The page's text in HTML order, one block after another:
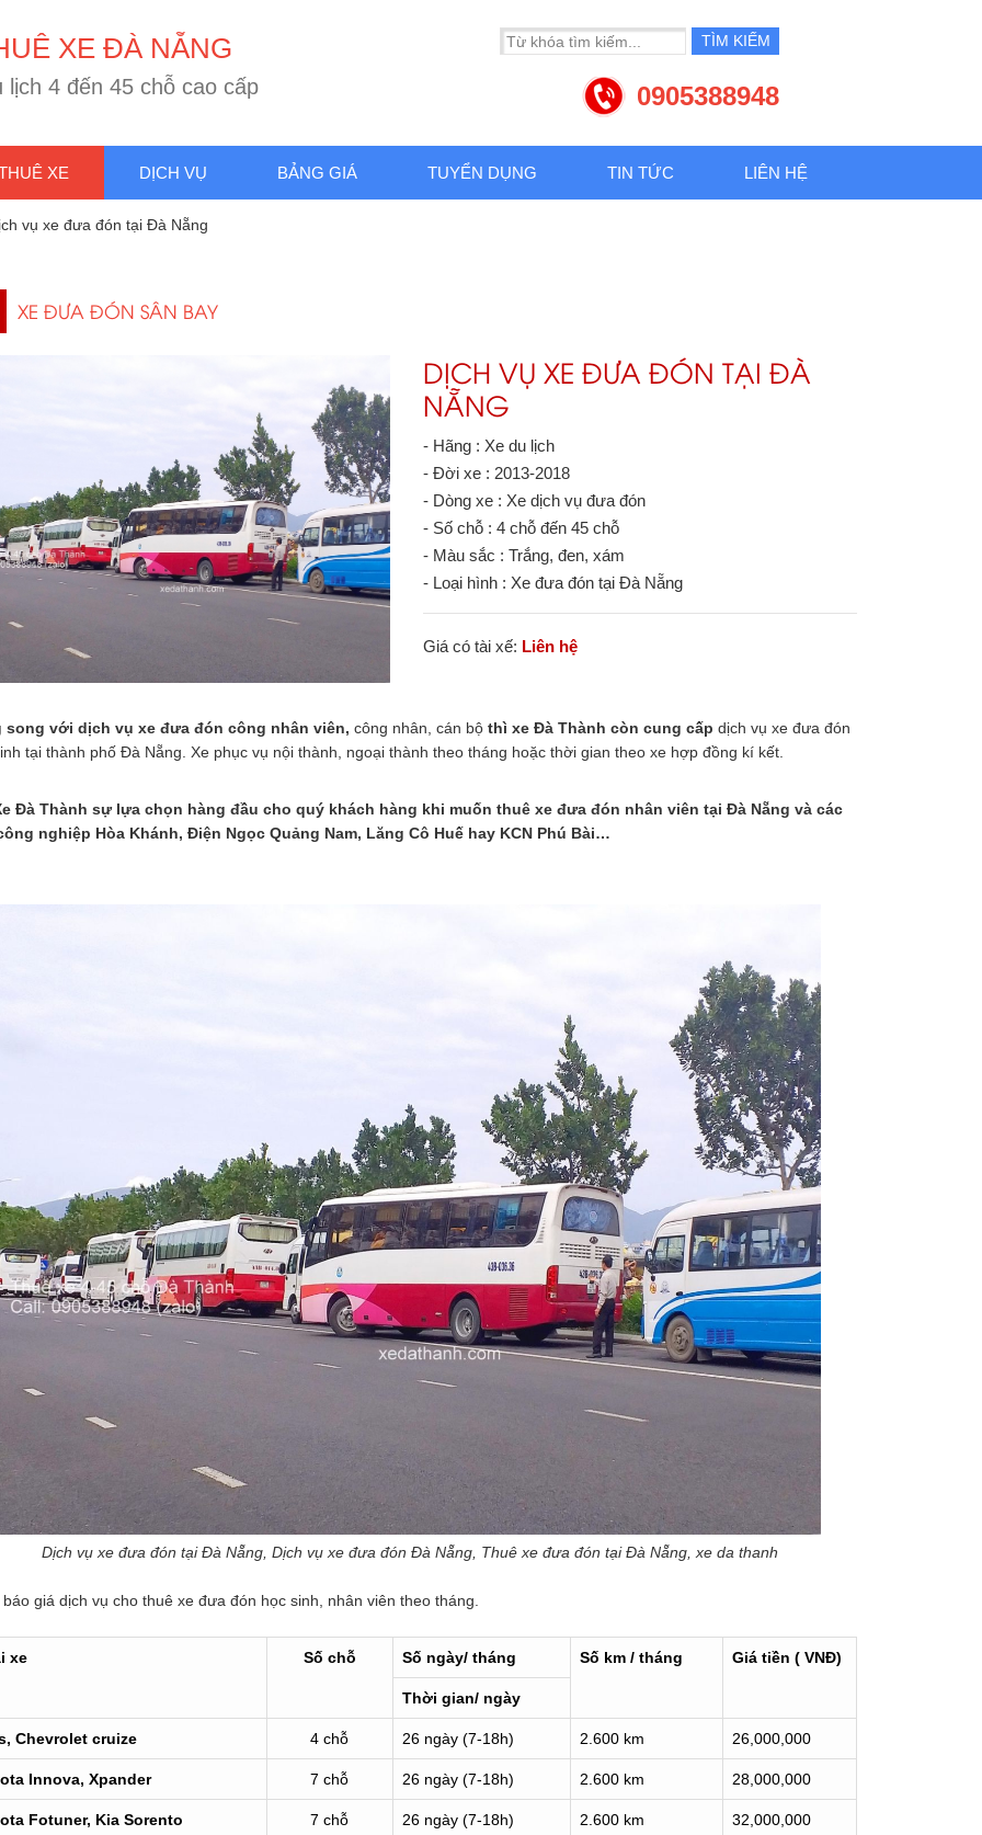
UÊ XE ĐÀ NẴNG
ịch 4 đến 45 chỗ cao cấp 0905388948
XE DỊCH VỤ BẢNG GIÁ TUYỂN DỤNG TIN TỨC LIÊN HỆ
vụ xe đưa đón tại Đà Nẵng
XE ĐƯA ĐÓN SÂN BAY
DỊCH VỤ XE ĐƯA ĐÓN TẠI ĐÀ
NẴNG
- Hãng : Xe du lịch
- Đời xe : 2013-2018
- Dòng xe : Xe dịch vụ đưa đón
- Số chỗ : 4 chỗ đến 45 chỗ
- Màu sắc : Trắng, đen, xám
- Loại hình : Xe đưa đón tại Đà Nẵng
Giá có tài xế: Liên hệ
song với dịch vụ xe đưa đón công nhân viên, công nhân, cán bộ thì xe Đà Thành còn cung cấp dịch vụ xe đưa đón
tại thành phố Đà Nẵng. Xe phục vụ nội thành, ngoại thành theo tháng hoặc thời gian theo xe hợp đồng kí kết.
Đà Thành sự lựa chọn hàng đầu cho quý khách hàng khi muốn thuê xe đưa đón nhân viên tại Đà Nẵng và các
nghiệp Hòa Khánh, Điện Ngọc Quảng Nam, Lăng Cô Huế hay KCN Phú Bài…
Dịch vụ xe đưa đón tại Đà Nẵng, Dịch vụ xe đưa đón Đà Nẵng, Thuê xe đưa đón tại Đà Nẵng, xe da thanh
báo giá dịch vụ cho thuê xe đưa đón học sinh, nhân viên theo tháng.
i xe Số chỗ Số ngày/ tháng Số km / tháng Giá tiền ( VNĐ)
Thời gian/ ngày
, Chevrolet cruize 4 chỗ 26 ngày (7-18h) 2.600 km 26,000,000
Innova, Xpander 7 chỗ 26 ngày (7-18h) 2.600 km 28,000,000
Fotuner, Kia Sorento 7 chỗ 26 ngày (7-18h) 2.600 km 32,000,000